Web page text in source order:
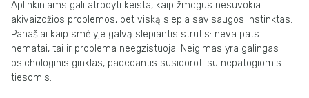
Aplinkiniams gali atrodyti keista, kaip žmogus nesuvokia
akivaizdžios problemos, bet viską slepia savisaugos instinktas.
Panašiai kaip smėlyje galvą slepiantis strutis: neva pats
nematai, tai ir problema neegzistuoja. Neigimas yra galingas
psichologinis ginklas, padedantis susidoroti su nepatogiomis
tiesomis.